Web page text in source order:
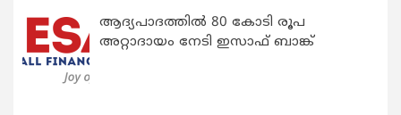
ആദ്യപാദത്തിൽ 80 കോടി രൂപ
അറ്റാദായം നേടി ഇസാഫ് ബാങ്ക്